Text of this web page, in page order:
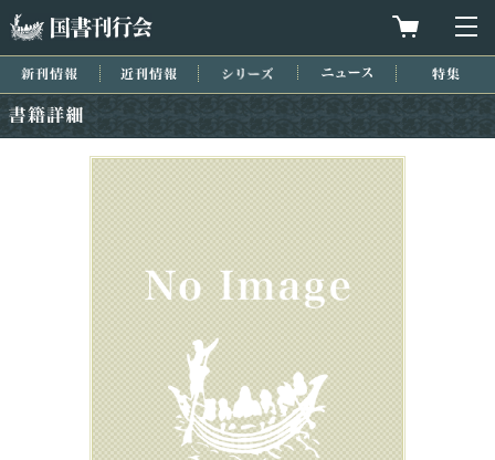
買物カゴを
新刊情報 近刊情報 シリーズ ニュース